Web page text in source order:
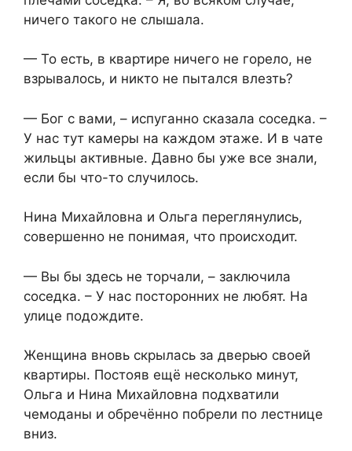
ничего такого не слышала.
— То есть, в квартире ничего не горело, не
взрывалось, и никто не пытался влезть?
— Бог с вами, – испуганно сказала соседка. –
У нас тут камеры на каждом этаже. И в чате
жильцы активные. Давно бы уже все знали,
если бы что-то случилось.
Нина Михайловна и Ольга переглянулись,
совершенно не понимая, что происходит.
— Вы бы здесь не торчали, – заключила
соседка. – У нас посторонних не любят. На
улице подождите.
Женщина вновь скрылась за дверью своей
квартиры. Постояв ещё несколько минут,
Ольга и Нина Михайловна подхватили
чемоданы и обречённо побрели по лестнице
вниз.